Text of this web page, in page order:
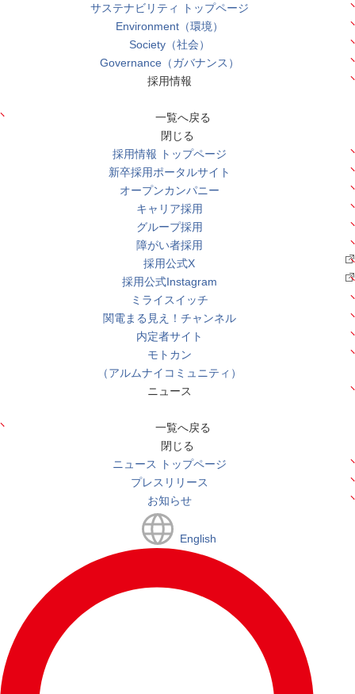
サステナビリティ トップページ
Environment（環境）
Society（社会）
Governance（ガバナンス）
採用情報
一覧へ戻る
閉じる
採用情報 トップページ
新卒採用ポータルサイト
オープンカンパニー
キャリア採用
グループ採用
障がい者採用
採用公式X
採用公式Instagram
ミライスイッチ
関電まる見え！チャンネル
内定者サイト
モトカン
（アルムナイコミュニティ）
ニュース
一覧へ戻る
閉じる
ニュース トップページ
プレスリリース
お知らせ
English